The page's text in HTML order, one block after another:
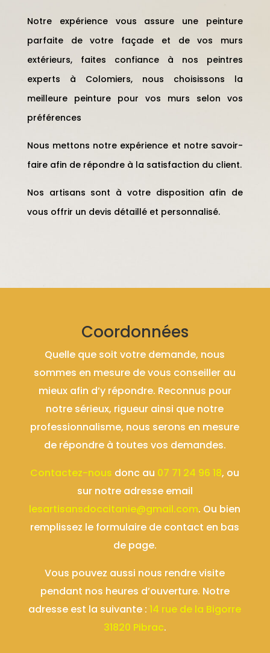
Notre expérience vous assure une peinture
parfaite de votre façade et de vos murs
extérieurs, faites confiance à nos peintres
experts à Colomiers, nous choisissons la
meilleure peinture pour vos murs selon vos
préférences
Nous mettons notre expérience et notre savoir-
faire afin de répondre à la satisfaction du client.
Nos artisans sont à votre disposition afin de
vous offrir un devis détaillé et personnalisé.
Coordonnées
Quelle que soit votre demande, nous
sommes en mesure de vous conseiller au
mieux afin d’y répondre. Reconnus pour
notre sérieux, rigueur ainsi que notre
professionnalisme, nous serons en mesure
de répondre à toutes vos demandes.
Contactez-nous donc au 07 71 24 96 18, ou
sur notre adresse email
lesartisansdoccitanie@gmail.com. Ou bien
remplissez le formulaire de contact en bas
de page.
Vous pouvez aussi nous rendre visite
pendant nos heures d’ouverture. Notre
adresse est la suivante : 14 rue de la Bigorre
31820 Pibrac.